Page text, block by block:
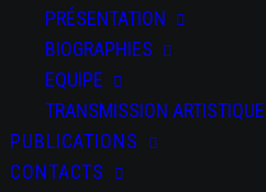
PRÉSENTATION
BIOGRAPHIES
EQUIPE
TRANSMISSION ARTISTIQUE
PUBLICATIONS
CONTACTS